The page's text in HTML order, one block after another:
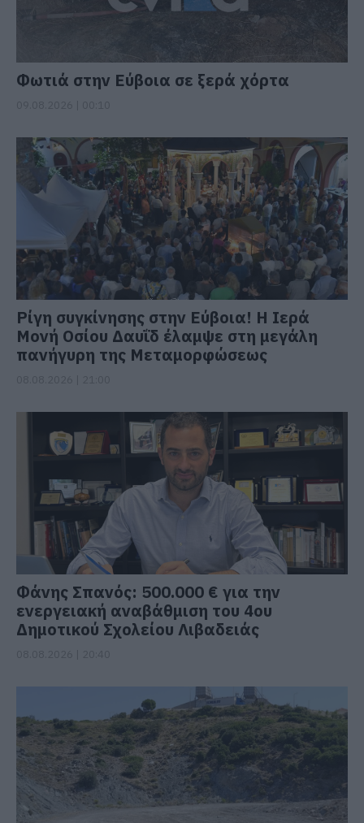
Φωτιά στην Εύβοια σε ξερά χόρτα
Ρίγη συγκίνησης στην Εύβοια! Η Ιερά
Μονή Οσίου Δαυΐδ έλαμψε στη μεγάλη
πανήγυρη της Μεταμορφώσεως
Φάνης Σπανός: 500.000 € για την
ενεργειακή αναβάθμιση του 4ου
Δημοτικού Σχολείου Λιβαδειάς